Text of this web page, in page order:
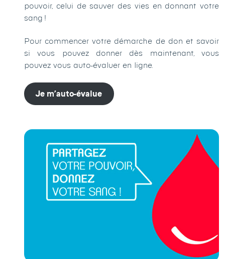
pouvoir, celui de sauver des vies en donnant votre
sang !
Pour commencer votre démarche de don et savoir
si vous pouvez donner dès maintenant, vous
pouvez vous auto-évaluer en ligne.
Je m’auto-évalue